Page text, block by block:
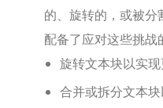
的、旋转的，或被分
配备了应对这些挑战
旋转文本块以实现
合并或拆分文本块